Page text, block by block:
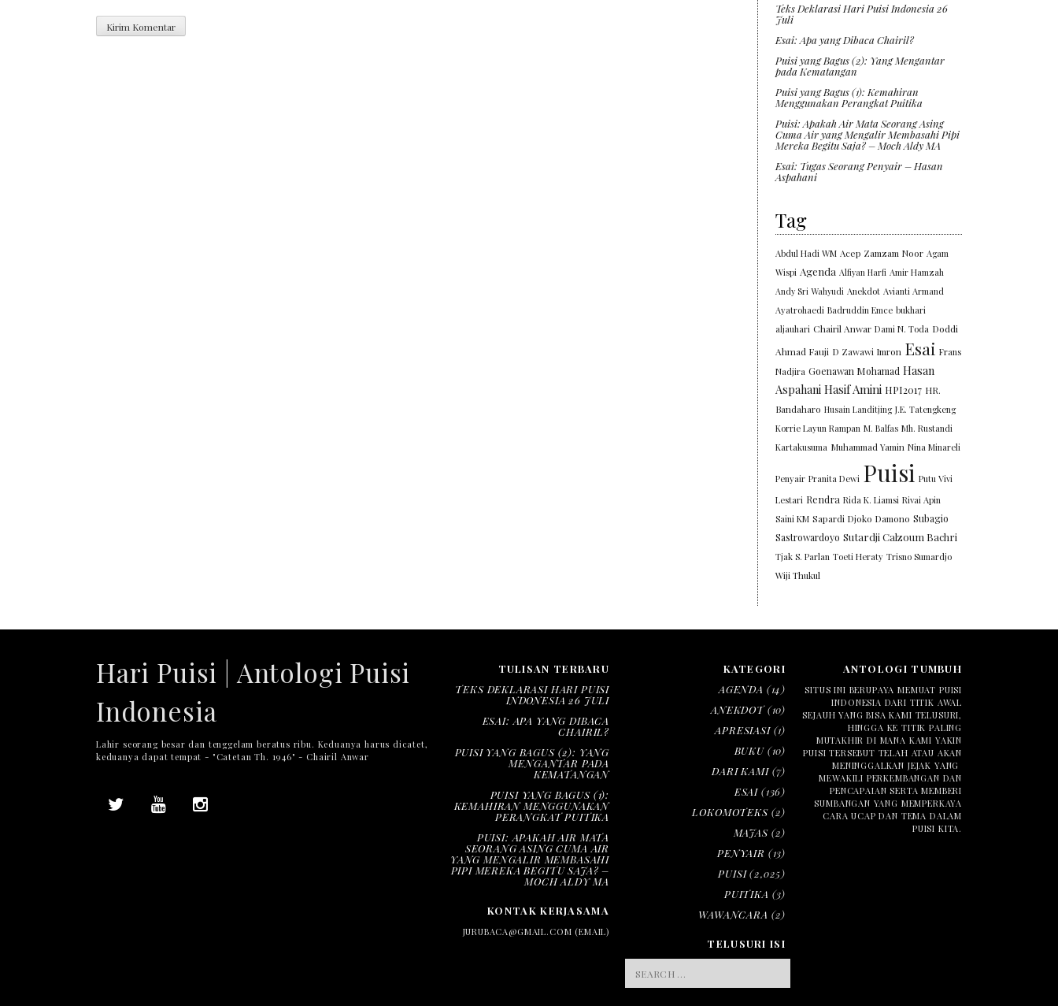
Teks Deklarasi Hari Puisi Indonesia 26
Juli
Esai: Apa yang Dibaca Chairil?
Puisi yang Bagus (2): Yang Mengantar
pada Kematangan
Puisi yang Bagus (1): Kemahiran
Menggunakan Perangkat Puitika
Puisi: Apakah Air Mata Seorang Asing
Cuma Air yang Mengalir Membasahi Pipi
Mereka Begitu Saja? – Moch Aldy MA
Esai: Tugas Seorang Penyair – Hasan
Aspahani
Tag
Abdul Hadi WM Acep Zamzam Noor Agam
Wispi Agenda Alfiyan Harfi Amir Hamzah
Andy Sri Wahyudi Anekdot Avianti Armand
Ayatrohaedi Badruddin Emce bukhari
aljauhari Chairil Anwar Dami N. Toda Doddi
Ahmad Fauji D Zawawi Imron Esai Frans
Nadjira Goenawan Mohamad Hasan
Aspahani Hasif Amini HPI2017 HR.
Bandaharo Husain Landitjing J.E. Tatengkeng
Korrie Layun Rampan M. Balfas Mh. Rustandi
Kartakusuma Muhammad Yamin Nina Minareli
Penyair Pranita Dewi Puisi Putu Vivi
Lestari Rendra Rida K. Liamsi Rivai Apin
Saini KM Sapardi Djoko Damono Subagio
Sastrowardoyo Sutardji Calzoum Bachri
Tjak S. Parlan Toeti Heraty Trisno Sumardjo
Wiji Thukul
Hari Puisi | Antologi Puisi
Indonesia
Lahir seorang besar dan tenggelam beratus ribu. Keduanya harus dicatet,
keduanya dapat tempat - "Catetan Th. 1946" - Chairil Anwar
TULISAN TERBARU
TEKS DEKLARASI HARI PUISI
INDONESIA 26 JULI
ESAI: APA YANG DIBACA
CHAIRIL?
PUISI YANG BAGUS (2): YANG
MENGANTAR PADA
KEMATANGAN
PUISI YANG BAGUS (1):
KEMAHIRAN MENGGUNAKAN
PERANGKAT PUITIKA
PUISI: APAKAH AIR MATA
SEORANG ASING CUMA AIR
YANG MENGALIR MEMBASAHI
PIPI MEREKA BEGITU SAJA? –
MOCH ALDY MA
KONTAK KERJASAMA
JURUBACA@GMAIL.COM (EMAIL)
KATEGORI
AGENDA (14)
ANEKDOT(10)
APRESIASI(1)
BUKU(10)
DARI KAMI(7)
ESAI (136)
LOKOMOTEKS(2)
MAJAS(2)
PENYAIR (13)
PUISI(2,025)
PUITIKA (3)
WAWANCARA (2)
TELUSURI ISI
FOR:
ANTOLOGI TUMBUH
SITUS INI BERUPAYA MEMUAT PUISI
INDONESIA DARI TITIK AWAL
SEJAUH YANG BISA KAMI TELUSURI,
HINGGA KE TITIK PALING
MUTAKHIR DI MANA KAMI YAKIN
PUISI TERSEBUT TELAH ATAU AKAN
MENINGGALKAN JEJAK YANG
MEWAKILI PERKEMBANGAN DAN
PENCAPAIAN SERTA MEMBERI
SUMBANGAN YANG MEMPERKAYA
CARA UCAP DAN TEMA DALAM
PUISI KITA.